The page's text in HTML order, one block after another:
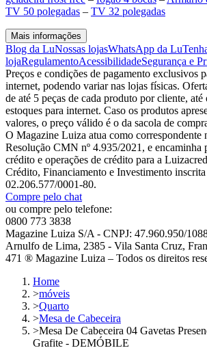
TV 50 polegadas – TV 32 polegadas
Mais informações
Blog da LuNossas lojasWhatsApp da Lu
lojaRegulamentoAcessibilidadeSegurança e
Preços e condições de pagamento exclusivos
internet, podendo variar nas lojas físicas.
de até 5 peças de cada produto por cliente,
estoques para internet. Caso os produtos
valores, o preço válido é o da sacola de
O Magazine Luiza atua como correspondente
Resolução CMN nº 4.935/2021, e encaminha
crédito e operações de crédito para a
Crédito, Financiamento e Investimento
02.206.577/0001-80.
Compre pelo chat
ou compre pelo telefone:
0800 773 3838
Magazine Luiza S/A - CNPJ: 47.960.950/
Arnulfo de Lima, 2385 - Vila Santa Cruz,
471 ® Magazine Luiza – Todos os direitos
Home
>móveis
>Quarto
>Mesa de Cabeceira
>Mesa De Cabeceira 04 Gavetas
Grafite - DEMÓBILE